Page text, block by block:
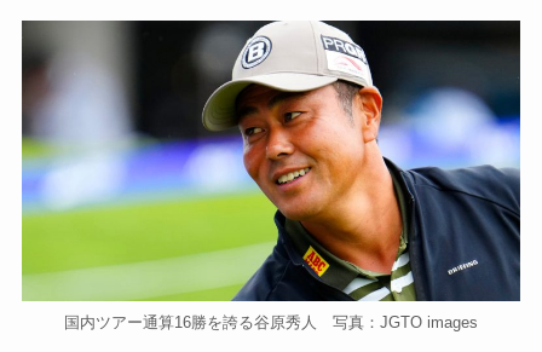
国内ツアー通算16勝を誇る谷原秀人 写真：JGTO images